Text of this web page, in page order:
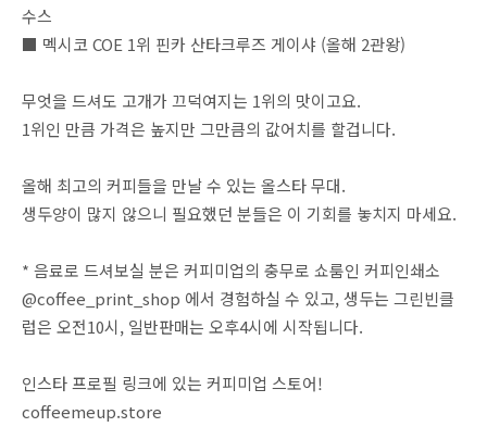
수스
■ 멕시코 COE 1위 핀카 산타크루즈 게이샤 (올해 2관왕)
무엇을 드셔도 고개가 끄덕여지는 1위의 맛이고요.
1위인 만큼 가격은 높지만 그만큼의 값어치를 할겁니다.
올해 최고의 커피들을 만날 수 있는 올스타 무대.
생두양이 많지 않으니 필요했던 분들은 이 기회를 놓치지 마세요.
* 음료로 드셔보실 분은 커피미업의 충무로 쇼룸인 커피인쇄소
@coffee_print_shop 에서 경험하실 수 있고, 생두는 그린빈클
럽은 오전10시, 일반판매는 오후4시에 시작됩니다.
인스타 프로필 링크에 있는 커피미업 스토어!
coffeemeup.store